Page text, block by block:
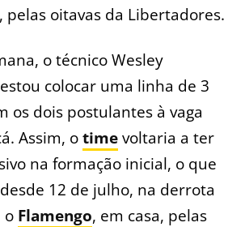
pelas oitavas da Libertadores.
o técnico Wesley
colocar uma linha de 3
os dois postulantes à vaga
Assim, otimevoltaria a ter
na formação inicial, o que
12 de julho, na derrota
o Flamengo, em casa, pelas